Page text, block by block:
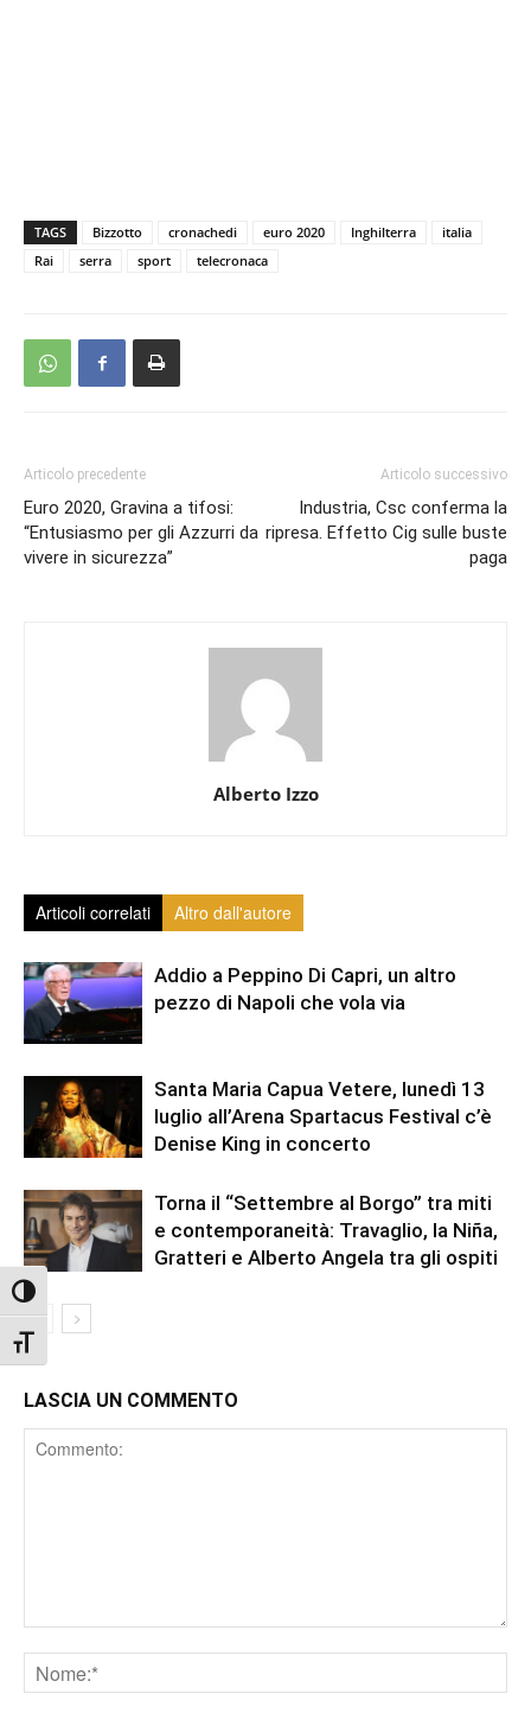
Attiva/disattiva alto contrasto
Attiva/disattiva dimensione testo
TAGS Bizzotto cronachedi euro 2020 Inghilterra
italia
Rai
serra sport telecronaca
Articolo precedente
Euro 2020, Gravina a tifosi:
“Entusiasmo per gli Azzurri da
vivere in sicurezza”
Articolo successivo
Industria, Csc conferma la
ripresa. Effetto Cig sulle buste
paga
Alberto Izzo
Articoli correlati Altro dall'autore
Addio a Peppino Di Capri, un altro
pezzo di Napoli che vola via
Santa Maria Capua Vetere, lunedì 13
luglio all’Arena Spartacus Festival c’è
Denise King in concerto
Torna il “Settembre al Borgo” tra miti
e contemporaneità: Travaglio, la Niña,
Gratteri e Alberto Angela tra gli ospiti
LASCIA UN COMMENTO
Comment
Nome